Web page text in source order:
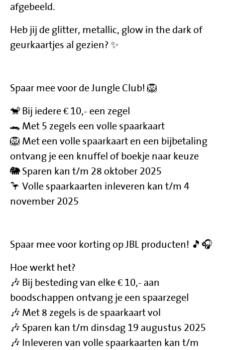
afgebeeld.
Heb jij de glitter, metallic, glow in the dark of
geurkaartjes al gezien? ✨
Spaar mee voor de Jungle Club! 🦁
🐒 Bij iedere € 10,- een zegel
🐊 Met 5 zegels een volle spaarkaart
🦁 Met een volle spaarkaart en een bijbetaling
ontvang je een knuffel of boekje naar keuze
🐘 Sparen kan t/m 28 oktober 2025
🦩 Volle spaarkaarten inleveren kan t/m 4
november 2025
Spaar mee voor korting op JBL producten! 🎵🎧
Hoe werkt het?
🎶 Bij besteding van elke € 10,- aan
boodschappen ontvang je een spaarzegel
🎶 Met 8 zegels is de spaarkaart vol
🎶 Sparen kan t/m dinsdag 19 augustus 2025
🎶 Inleveren van volle spaarkaarten kan t/m